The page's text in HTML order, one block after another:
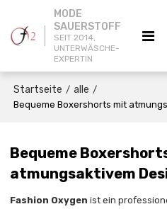
MODE
SAUERSTOFF
SEIT 2014,
UNTERWÄSCHE-
EXPERTIN
Startseite / alle /
Bequeme Boxershorts mit
Bequeme
atmungsaktivem
Fashion Oxygen ist ein